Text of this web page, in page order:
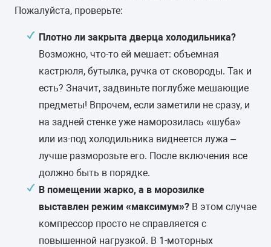
Пожалуйста, проверьте:
Плотно ли закрыта дверца холодильника?
Возможно, что-то ей мешает: объемная
кастрюля, бутылка, ручка от сковороды. Так и
есть? Значит, задвиньте поглубже мешающие
предметы! Впрочем, если заметили не сразу, и
на задней стенке уже наморозилась «шуба»
или из-под холодильника виднеется лужа –
лучше разморозьте его. После включения все
должно быть в порядке.
В помещении жарко, а в морозилке
выставлен режим «максимум»? В этом случае
компрессор просто не справляется с
повышенной нагрузкой. В 1-моторных